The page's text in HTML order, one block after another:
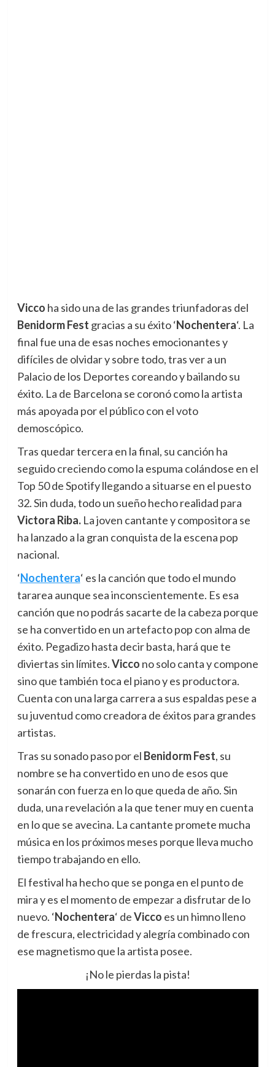
Vicco ha sido una de las grandes triunfadoras del
Benidorm Fest gracias a su éxito ‘Nochentera‘. La
final fue una de esas noches emocionantes y
difíciles de olvidar y sobre todo, tras ver a un
Palacio de los Deportes coreando y bailando su
éxito. La de Barcelona se coronó como la artista
más apoyada por el público con el voto
demoscópico.
Tras quedar tercera en la final, su canción ha
seguido creciendo como la espuma colándose en el
Top 50 de Spotify llegando a situarse en el puesto
32. Sin duda, todo un sueño hecho realidad para
Victora Riba.La joven cantante y compositora se
ha lanzado a la gran conquista de la escena pop
nacional.
‘Nochentera‘ es la canción que todo el mundo
tararea aunque sea inconscientemente. Es esa
canción que no podrás sacarte de la cabeza porque
se ha convertido en un artefacto pop con alma de
éxito. Pegadizo hasta decir basta, hará que te
diviertas sin límites.Vicco no solo canta y compone
sino que también toca el piano y es productora.
Cuenta con una larga carrera a sus espaldas pese a
su juventud como creadora de éxitos para grandes
artistas.
Tras su sonado paso por el Benidorm Fest, su
nombre se ha convertido en uno de esos que
sonarán con fuerza en lo que queda de año. Sin
duda, una revelación a la que tener muy en cuenta
en lo que se avecina. La cantante promete mucha
música en los próximos meses porque lleva mucho
tiempo trabajando en ello.
El festival ha hecho que se ponga en el punto de
mira y es el momento de empezar a disfrutar de lo
nuevo. ‘Nochentera‘ deVicco es un himno lleno
de frescura, electricidad y alegría combinado con
ese magnetismo que la artista posee.
¡No le pierdas la pista!